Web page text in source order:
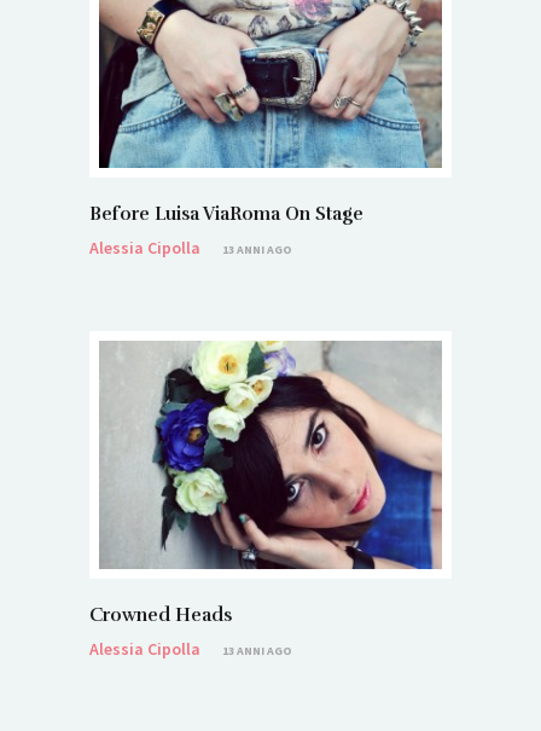
Before Luisa ViaRoma On Stage
Alessia Cipolla
13 ANNI AGO
Crowned Heads
Alessia Cipolla
13 ANNI AGO